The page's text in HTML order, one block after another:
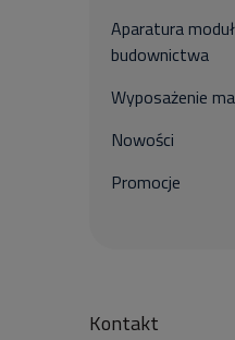
Aparatura
budownictwa
Wyposażenie
Nowości
Promocje
Kontakt